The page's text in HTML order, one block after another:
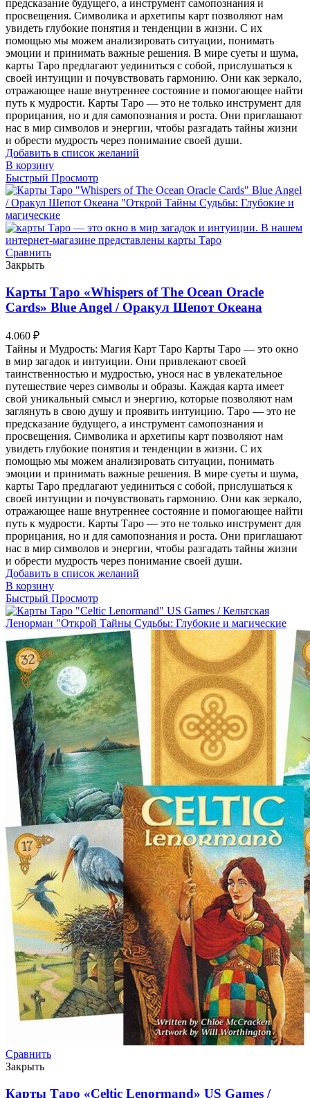
предсказание будущего, а инструмент самопознания и
просвещения. Символика и архетипы карт позволяют нам
увидеть глубокие понятия и тенденции в жизни. С их
помощью мы можем анализировать ситуации, понимать
эмоции и принимать важные решения. В мире суеты и шума,
карты Таро предлагают уединиться с собой, прислушаться к
своей интуиции и почувствовать гармонию. Они как зеркало,
отражающее наше внутреннее состояние и помогающее найти
путь к мудрости. Карты Таро — это не только инструмент для
прорицания, но и для самопознания и роста. Они приглашают
нас в мир символов и энергии, чтобы разгадать тайны жизни
и обрести мудрость через понимание своей души.
Добавить в список желаний
В корзину
Быстрый Просмотр
Сравнить
Закрыть
Карты Таро «Whispers of The Ocean Oracle
Cards» Blue Angel / Оракул Шепот Океана
4.060 ₽
Тайны и Мудрость: Магия Карт Таро Карты Таро — это окно
в мир загадок и интуиции. Они привлекают своей
таинственностью и мудростью, унося нас в увлекательное
путешествие через символы и образы. Каждая карта имеет
свой уникальный смысл и энергию, которые позволяют нам
заглянуть в свою душу и проявить интуицию. Таро — это не
предсказание будущего, а инструмент самопознания и
просвещения. Символика и архетипы карт позволяют нам
увидеть глубокие понятия и тенденции в жизни. С их
помощью мы можем анализировать ситуации, понимать
эмоции и принимать важные решения. В мире суеты и шума,
карты Таро предлагают уединиться с собой, прислушаться к
своей интуиции и почувствовать гармонию. Они как зеркало,
отражающее наше внутреннее состояние и помогающее найти
путь к мудрости. Карты Таро — это не только инструмент для
прорицания, но и для самопознания и роста. Они приглашают
нас в мир символов и энергии, чтобы разгадать тайны жизни
и обрести мудрость через понимание своей души.
Добавить в список желаний
В корзину
Быстрый Просмотр
Сравнить
Закрыть
Карты Таро «Celtic Lenormand» US Games /